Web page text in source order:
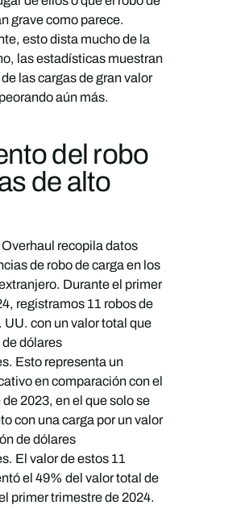
grave como parece.
esto dista mucho de la
las estadísticas muestran
las cargas de gran valor
aún más.
del robo
de alto
recopila datos
de robo de carga en los
Durante el primer
registramos 11 robos de
UU. con un valor total que
dólares
Esto representa un
en comparación con el
2023, en el que solo se
con una carga por un valor
de dólares
El valor de estos 11
el 49% del valor total de
primer trimestre de 2024.